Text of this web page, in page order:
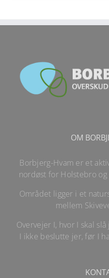
OM
Borbjerg-Hvam er et
nordøst for Holstebro
Området ligger i et
mellem
Overvejer I, hvor I skal
I ikke beslutte jer, før I